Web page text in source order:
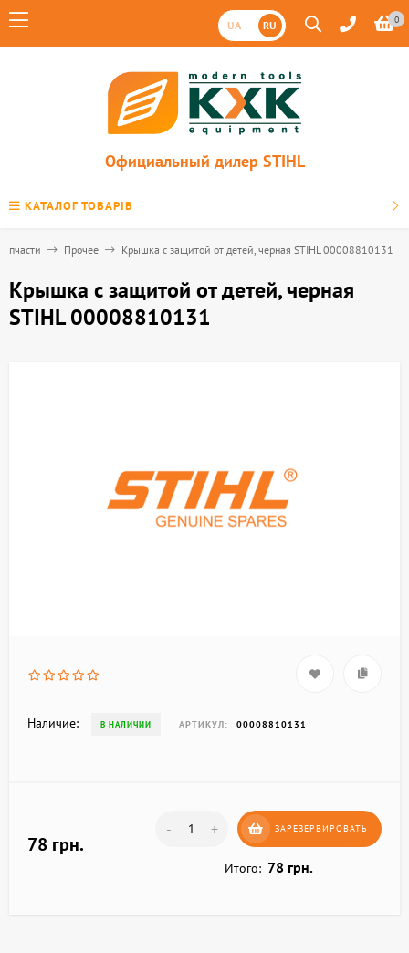
UA RU 0
Официальный дилер STIHL
КАТАЛОГ ТОВАРІВ
Прочее Крышка с защитой от детей, черная STIHL 00008810131
Крышка с защитой от детей, черная
STIHL 00008810131
Наличие: В НАЛИЧИИ АРТИКУЛ: 00008810131
78 грн.
- + ЗАРЕЗЕРВИРОВАТЬ
Итого: 78 грн.